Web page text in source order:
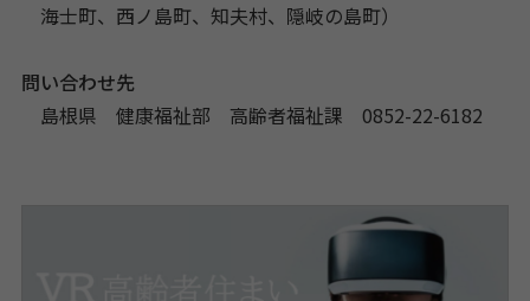
海士町、西ノ島町、知夫村、隠岐の島町）
問い合わせ先
島根県 健康福祉部 高齢者福祉課 0852-22-6182